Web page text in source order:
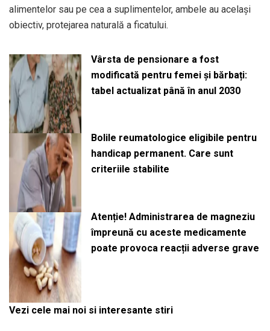
alimentelor sau pe cea a suplimentelor, ambele au același
obiectiv, protejarea naturală a ficatului.
Vârsta de pensionare a fost
modificată pentru femei și bărbați:
tabel actualizat până în anul 2030
Bolile reumatologice eligibile pentru
handicap permanent. Care sunt
criteriile stabilite
Atenție! Administrarea de magneziu
împreună cu aceste medicamente
poate provoca reacții adverse grave
Vezi cele mai noi si interesante stiri